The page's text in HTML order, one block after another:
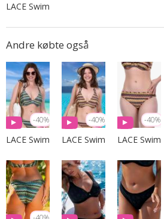
LACE Swim
Andre købte også
-40%
LACE Swim
-40%
LACE Swim
-40%
LACE Swim